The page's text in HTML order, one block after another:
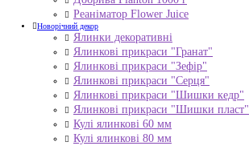
Реаніматор Flower Juice
Новорічний декор
Ялинки декоративні
Ялинкові прикраси "Гранат"
Ялинкові прикраси "Зефір"
Ялинкові прикраси "Серця"
Ялинкові прикраси "Шишки кедр"
Ялинкові прикраси "Шишки пласт"
Кулі ялинкові 60 мм
Кулі ялинкові 80 мм